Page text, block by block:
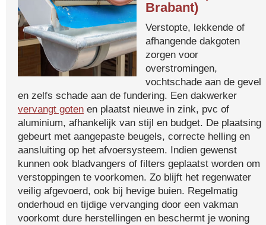
Brabant)
Verstopte, lekkende of
afhangende dakgoten
zorgen voor
overstromingen,
vochtschade aan de gevel
en zelfs schade aan de fundering. Een dakwerker
vervangt goten en plaatst nieuwe in zink, pvc of
aluminium, afhankelijk van stijl en budget. De plaatsing
gebeurt met aangepaste beugels, correcte helling en
aansluiting op het afvoersysteem. Indien gewenst
kunnen ook bladvangers of filters geplaatst worden om
verstoppingen te voorkomen. Zo blijft het regenwater
veilig afgevoerd, ook bij hevige buien. Regelmatig
onderhoud en tijdige vervanging door een vakman
voorkomt dure herstellingen en beschermt je woning